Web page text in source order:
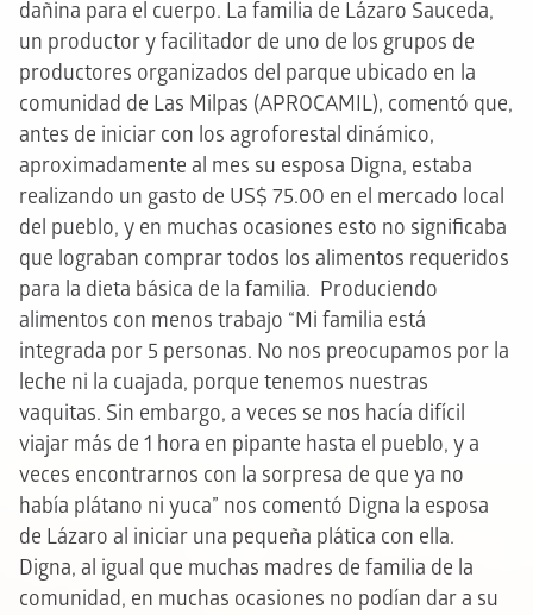
dañina para el cuerpo. La familia de Lázaro Sauceda,
un productor y facilitador de uno de los grupos de
productores organizados del parque ubicado en la
comunidad de Las Milpas (APROCAMIL), comentó que,
antes de iniciar con los agroforestal dinámico,
aproximadamente al mes su esposa Digna, estaba
realizando un gasto de US$ 75.00 en el mercado local
del pueblo, y en muchas ocasiones esto no significaba
que lograban comprar todos los alimentos requeridos
para la dieta básica de la familia. Produciendo
alimentos con menos trabajo “Mi familia está
integrada por 5 personas. No nos preocupamos por la
leche ni la cuajada, porque tenemos nuestras
vaquitas. Sin embargo, a veces se nos hacía difícil
viajar más de 1 hora en pipante hasta el pueblo, y a
veces encontrarnos con la sorpresa de que ya no
había plátano ni yuca” nos comentó Digna la esposa
de Lázaro al iniciar una pequeña plática con ella.
Digna, al igual que muchas madres de familia de la
comunidad, en muchas ocasiones no podían dar a su